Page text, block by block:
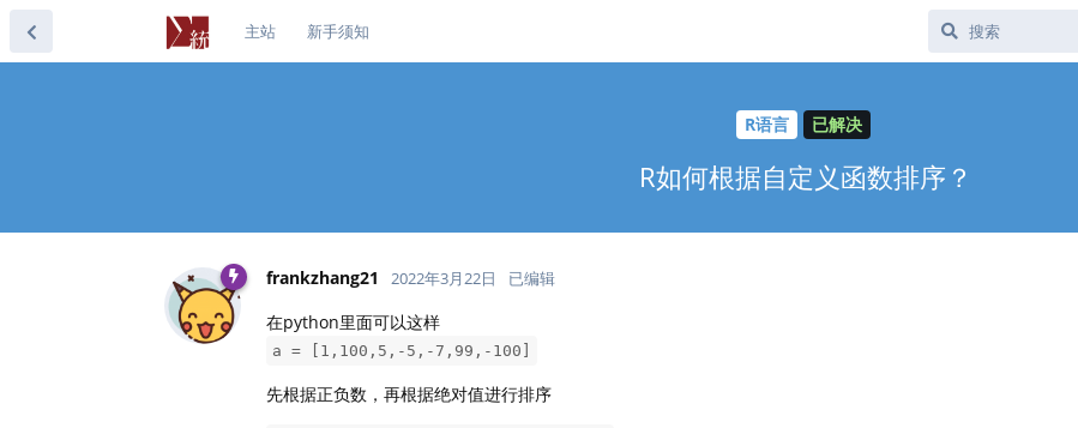
主站 新手须知
R语言 已解决
R如何根据自定义函数排序？
frankzhang21 2022年3月22日 已编辑
在python里面可以这样
a = [1,100,5,-5,-7,99,-100]
先根据正负数，再根据绝对值进行排序